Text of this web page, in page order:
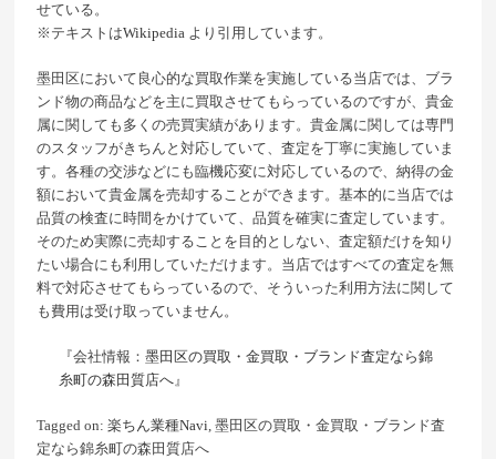
せている。
※テキストはWikipedia より引用しています。
墨田区において良心的な買取作業を実施している当店では、ブラ
ンド物の商品などを主に買取させてもらっているのですが、貴金
属に関しても多くの売買実績があります。貴金属に関しては専門
のスタッフがきちんと対応していて、査定を丁寧に実施していま
す。各種の交渉などにも臨機応変に対応しているので、納得の金
額において貴金属を売却することができます。基本的に当店では
品質の検査に時間をかけていて、品質を確実に査定しています。
そのため実際に売却することを目的としない、査定額だけを知り
たい場合にも利用していただけます。当店ではすべての査定を無
料で対応させてもらっているので、そういった利用方法に関して
も費用は受け取っていません。
『会社情報：墨田区の買取・金買取・ブランド査定なら錦
糸町の森田質店へ』
Tagged on:楽ちん業種Navi, 墨田区の買取・金買取・ブランド査
定なら錦糸町の森田質店へ